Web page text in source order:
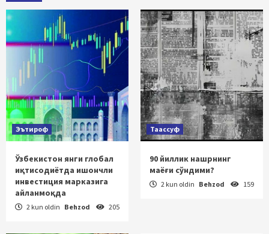
Эътироф
Ўзбекистон янги глобал
иқтисодиётда ишончли
инвестиция марказига
айланмоқда
2 kun oldin Behzod 205
Таассуф
90 йиллик нашрнинг
маёғи сўндими?
2 kun oldin Behzod 159